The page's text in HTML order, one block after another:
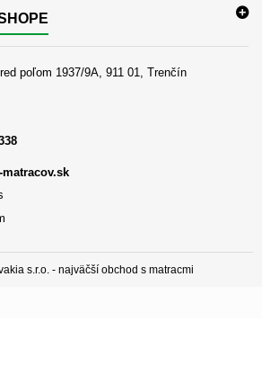
s.r.o. - najväčší obchod s matracmi
poľom 1937/9A, 911 01, Trenčín